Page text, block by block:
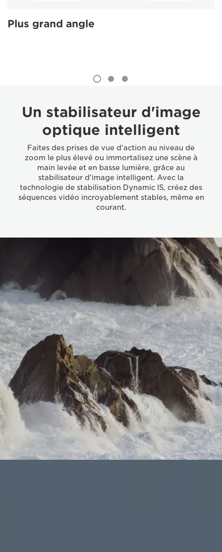
Plus grand angle
Un stabilisateur d'image
optique intelligent
Faites des prises de vue d'action au niveau de
zoom le plus élevé ou immortalisez une scène à
main levée et en basse lumière, grâce au
stabilisateur d'image intelligent. Avec la
technologie de stabilisation Dynamic IS, créez des
séquences vidéo incroyablement stables, même en
courant.